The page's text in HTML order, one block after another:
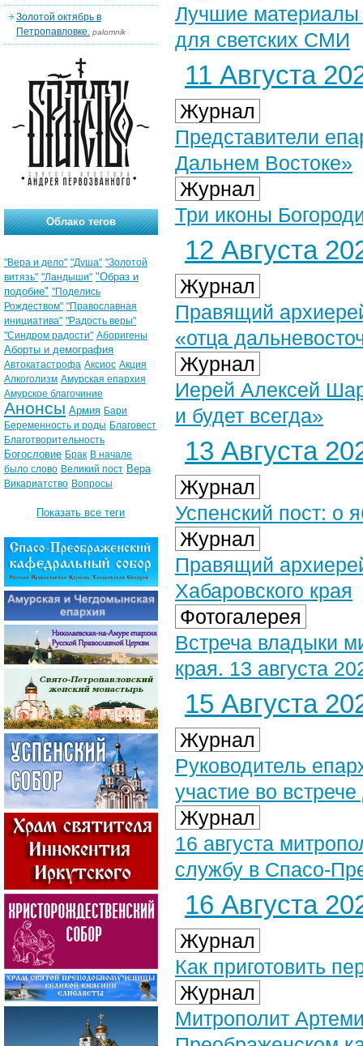
Лучшие материалы
для светских СМИ
11 Августа
Журнал
Представители
Дальнем Востоке»
Журнал
Три иконы
12 Августа
Журнал
Правящий
«отца
Журнал
Иерей Алексей
и будет всегда»
13 Августа
Журнал
Успенский пост: о
Журнал
Правящий
Хабаровского края
Фотогалерея
Встреча владыки
края. 13 августа
15 Августа
Журнал
Руководитель
участие во
Журнал
16 августа
службу в Спасо-
16 Августа
Журнал
Как приготовить
Журнал
Митрополит
Золотой октябрь в
Петропавловке. palomnik
Облако тегов
"Вера и дело" "Душа" "Золотой
витязь" "Ландыши" "Образ и
подобие" "Поделись
Рождеством" "Православная
инициатива" "Радость веры"
"Синдром радости" Аборигены
Аборты и демография
Автокатастрофа Аксиос Акция
Алкоголизм Амурская епархия
Амурское благочиние
Анонсы Армия Бари
Беременность и роды Благовест
Благотворительность
Богословие Брак В начале
было слово Великий пост Вера
Викариатство Вопросы
Показать все теги